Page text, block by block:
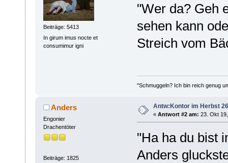
Beiträge: 5413
In girum imus nocte et
consumimur igni
"Wer da? Geh
sehen kann
Streich vom
"Schmuggeln? Ich bin reich genug
Anders
Engonier
Drachentöter
Beiträge: 1825
Antw:Kontor im Herbst
« Antwort #2 am: 23. Okt
"Ha ha du bist
Anders